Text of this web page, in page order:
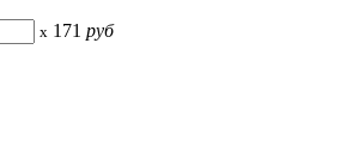
x 171 руб